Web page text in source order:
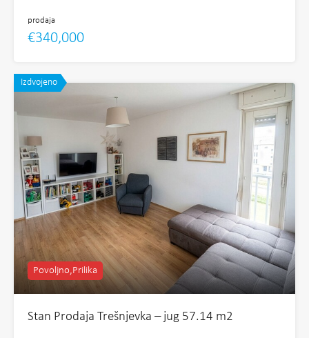
prodaja
€340,000
Izdvojeno
Povoljno,Prilika
Stan Prodaja Trešnjevka – jug 57.14 m2